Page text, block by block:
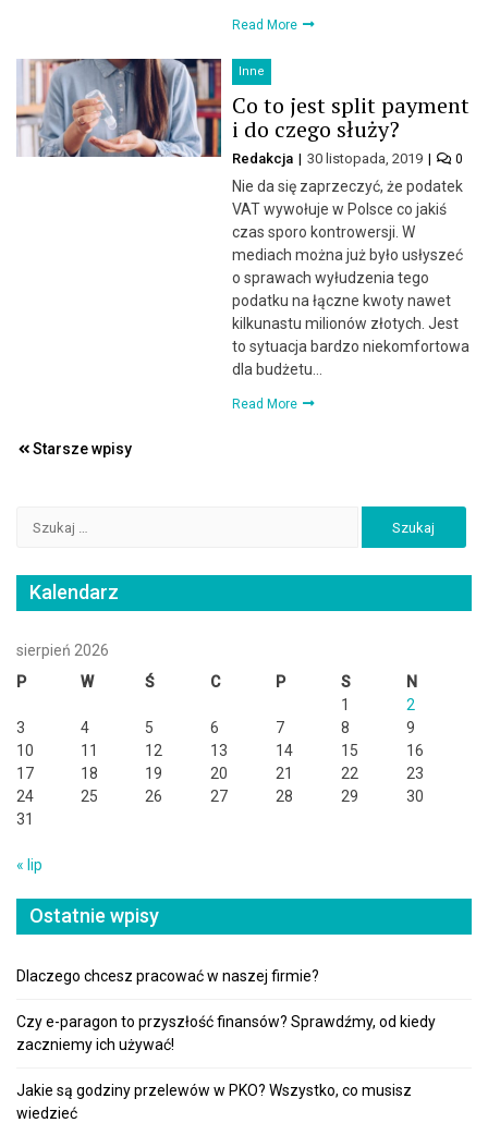
Read More
Inne
Co to jest split payment
i do czego służy?
Redakcja 30 listopada, 2019 0
Nie da się zaprzeczyć, że podatek
VAT wywołuje w Polsce co jakiś
czas sporo kontrowersji. W
mediach można już było usłyszeć
o sprawach wyłudzenia tego
podatku na łączne kwoty nawet
kilkunastu milionów złotych. Jest
to sytuacja bardzo niekomfortowa
dla budżetu…
Read More
Nawigacja
wpisach
Starsze wpisy
Kalendarz
sierpień 2026
P
W Ś C P S
N
1
2
3
4 5 6 7 8
9
10
11 12 13 14 15
16
17
18 19 20 21 22
23
24
25 26 27 28 29
30
31
« lip
Ostatnie wpisy
Dlaczego chcesz pracować w naszej firmie?
Czy e-paragon to przyszłość finansów? Sprawdźmy, od kiedy
zaczniemy ich używać!
Jakie są godziny przelewów w PKO? Wszystko, co musisz
wiedzieć